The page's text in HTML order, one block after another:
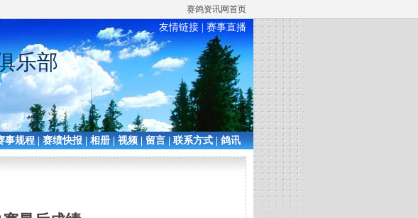
赛鸽资讯网首页
友情链接 赛事直播
乐部
事规程|赛绩快报|相册|视频|留言|联系方式|鸽讯